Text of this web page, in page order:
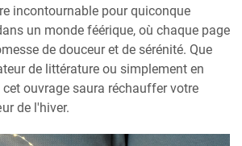
incontournable pour quiconque
un monde féérique, où chaque page
de douceur et de sérénité. Que
de littérature ou simplement en
ouvrage saura réchauffer votre
de l'hiver.